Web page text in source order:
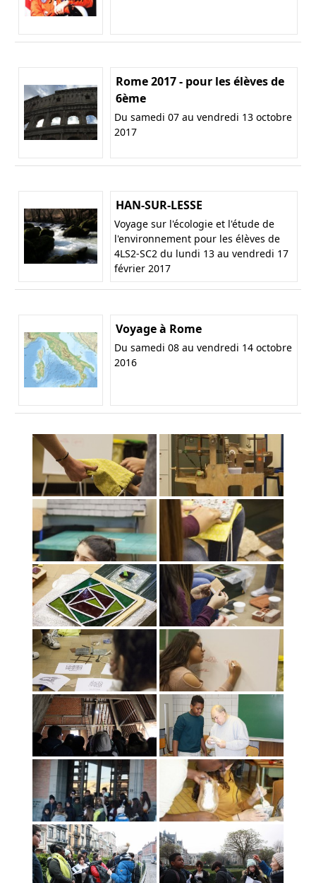
Rome 2017 - pour les élèves de
6ème
Du samedi 07 au vendredi 13 octobre
2017
HAN-SUR-LESSE
Voyage sur l'écologie et l'étude de
l'environnement pour les élèves de
4LS2-SC2 du lundi 13 au vendredi 17
février 2017
Voyage à Rome
Du samedi 08 au vendredi 14 octobre
2016